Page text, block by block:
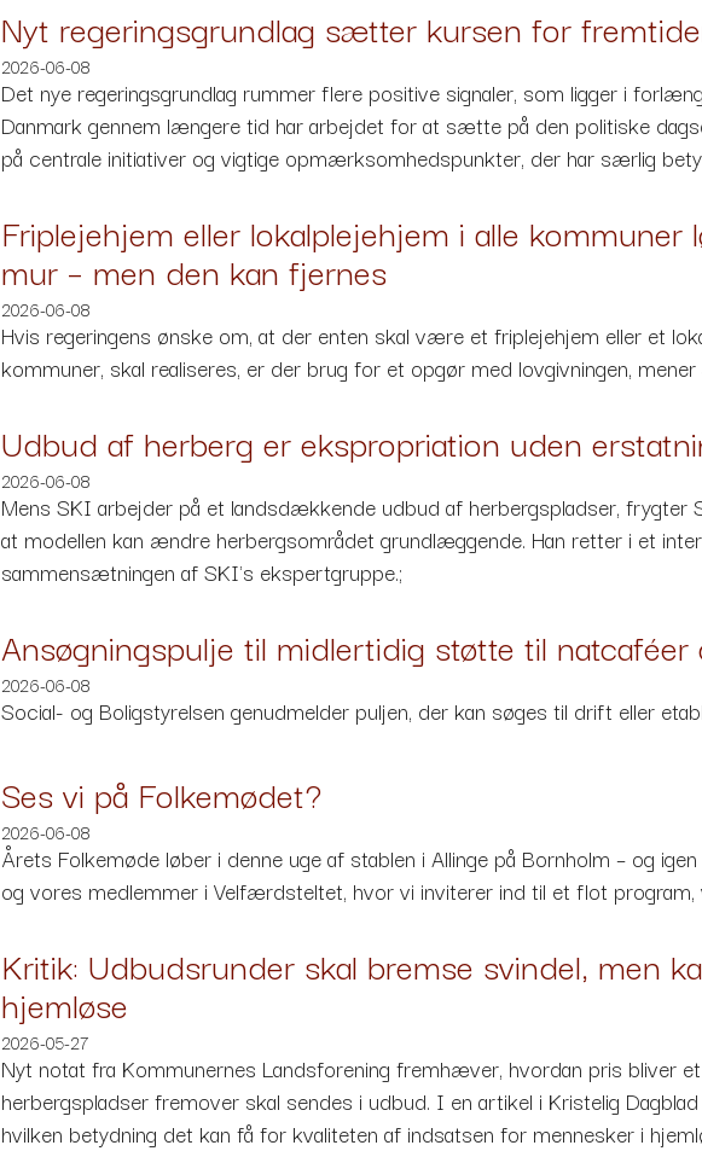
Nyt regeringsgrundlag sætter kursen for
2026-06-08
Det nye regeringsgrundlag rummer flere positive signaler, som ligger i
Danmark gennem længere tid har arbejdet for at sætte på den politiske
på centrale initiativer og vigtige opmærksomhedspunkter, der har særlig
Friplejehjem eller lokalplejehjem i alle
mur – men den kan fjernes
2026-06-08
Hvis regeringens ønske om, at der enten skal være et friplejehjem eller et
kommuner, skal realiseres, er der brug for et opgør med lovgivningen, mener
Udbud af herberg er ekspropriation uden
2026-06-08
Mens SKI arbejder på et landsdækkende udbud af herbergspladser, frygter
at modellen kan ændre herbergsområdet grundlæggende. Han retter i et
sammensætningen af SKI's ekspertgruppe.;
Ansøgningspulje til midlertidig støtte til
2026-06-08
Social- og Boligstyrelsen genudmelder puljen, der kan søges til drift eller
Ses vi på Folkemødet?
2026-06-08
Årets Folkemøde løber i denne uge af stablen i Allinge på Bornholm – og
og vores medlemmer i Velfærdsteltet, hvor vi inviterer ind til et flot program,
Kritik: Udbudsrunder skal bremse svindel, men
hjemløse
2026-05-27
Nyt notat fra Kommunernes Landsforening fremhæver, hvordan pris bliver
herbergspladser fremover skal sendes i udbud. I en artikel i Kristelig
hvilken betydning det kan få for kvaliteten af indsatsen for mennesker i